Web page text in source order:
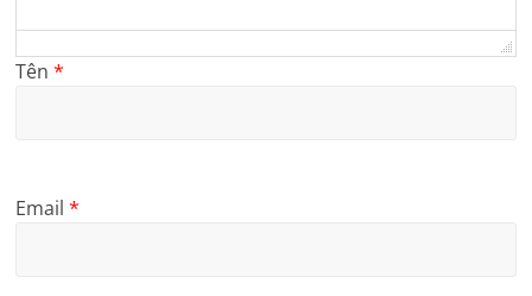
Tên*
Email*